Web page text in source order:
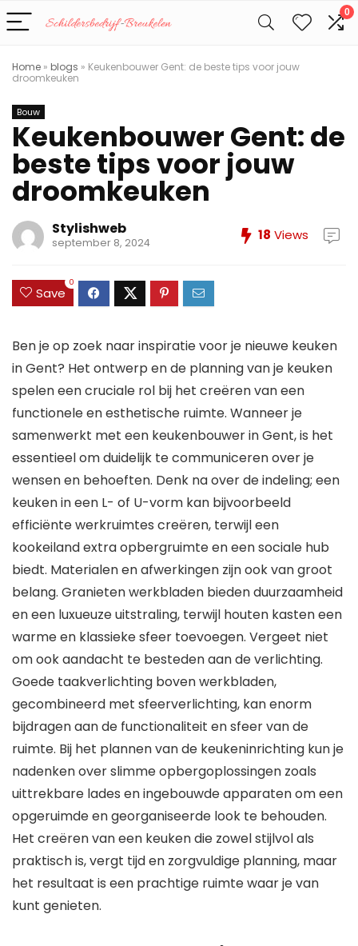
0
Home » blogs » Keukenbouwer Gent: de beste tips voor jouw
droomkeuken
Bouw
Keukenbouwer Gent: de
beste tips voor jouw
droomkeuken
Stylishweb
september 8, 2024 18 Views
Save
0
Ben je op zoek naar inspiratie voor je nieuwe keuken
in Gent? Het ontwerp en de planning van je keuken
spelen een cruciale rol bij het creëren van een
functionele en esthetische ruimte. Wanneer je
samenwerkt met een keukenbouwer in Gent, is het
essentieel om duidelijk te communiceren over je
wensen en behoeften. Denk na over de indeling; een
keuken in een L- of U-vorm kan bijvoorbeeld
efficiënte werkruimtes creëren, terwijl een
kookeiland extra opbergruimte en een sociale hub
biedt. Materialen en afwerkingen zijn ook van groot
belang. Granieten werkbladen bieden duurzaamheid
en een luxueuze uitstraling, terwijl houten kasten een
warme en klassieke sfeer toevoegen. Vergeet niet
om ook aandacht te besteden aan de verlichting.
Goede taakverlichting boven werkbladen,
gecombineerd met sfeerverlichting, kan enorm
bijdragen aan de functionaliteit en sfeer van de
ruimte. Bij het plannen van de keukeninrichting kun je
nadenken over slimme opbergoplossingen zoals
uittrekbare lades en ingebouwde apparaten om een
opgeruimde en georganiseerde look te behouden.
Het creëren van een keuken die zowel stijlvol als
praktisch is, vergt tijd en zorgvuldige planning, maar
het resultaat is een prachtige ruimte waar je van
kunt genieten.